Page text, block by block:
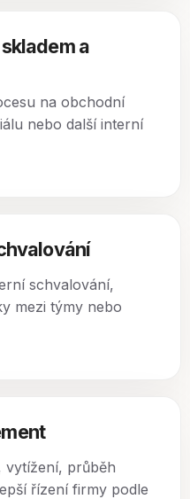
a
na obchodní
nebo další interní
schvalování,
mezi týmy nebo
vytížení, průběh
řízení firmy podle